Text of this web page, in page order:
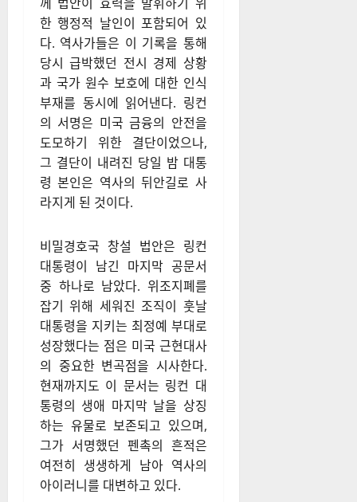
한 행정적 날인이 포함되어 있
다. 역사가들은 이 기록을 통해
당시 급박했던 전시 경제 상황
과 국가 원수 보호에 대한 인식
부재를 동시에 읽어낸다. 링컨
의 서명은 미국 금융의 안전을
도모하기 위한 결단이었으나,
그 결단이 내려진 당일 밤 대통
령 본인은 역사의 뒤안길로 사
라지게 된 것이다.
비밀경호국 창설 법안은 링컨
대통령이 남긴 마지막 공문서
중 하나로 남았다. 위조지폐를
잡기 위해 세워진 조직이 훗날
대통령을 지키는 최정예 부대로
성장했다는 점은 미국 근현대사
의 중요한 변곡점을 시사한다.
현재까지도 이 문서는 링컨 대
통령의 생애 마지막 날을 상징
하는 유물로 보존되고 있으며,
그가 서명했던 펜촉의 흔적은
여전히 생생하게 남아 역사의
아이러니를 대변하고 있다.